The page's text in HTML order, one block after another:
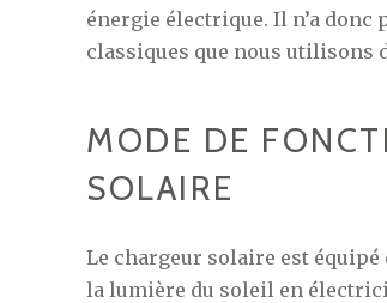
énergie électrique. Il n’a donc
classiques que nous utilisons
MODE DE
SOLAIRE
Le chargeur solaire est
la lumière du soleil en